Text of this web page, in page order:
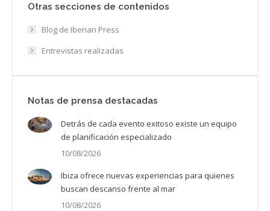
Otras secciones de contenidos
Blog de Iberian Press
Entrevistas realizadas
Notas de prensa destacadas
Detrás de cada evento exitoso existe un equipo
de planificación especializado
10/08/2026
Ibiza ofrece nuevas experiencias para quienes
buscan descanso frente al mar
10/08/2026